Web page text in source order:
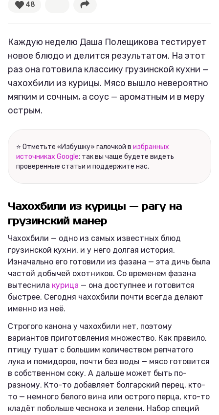
48
Каждую неделю Даша Полещикова тестирует
новое блюдо и делится результатом. На этот
раз она готовила классику грузинской кухни —
чахохбили из курицы. Мясо вышло невероятно
мягким и сочным, а соус — ароматным и в меру
острым.
⭐ Отметьте «Избушку» галочкой в избранных
источниках Google: так вы чаще будете видеть
проверенные статьи и поддержите нас.
Чахохбили из курицы — рагу на
грузинский манер
Чахохбили — одно из самых известных блюд
грузинской кухни, и у него долгая история.
Изначально его готовили из фазана — эта дичь была
частой добычей охотников. Со временем фазана
вытеснила курица — она доступнее и готовится
быстрее. Сегодня чахохбили почти всегда делают
именно из неё.
Строгого канона у чахохбили нет, поэтому
вариантов приготовления множество. Как правило,
птицу тушат с большим количеством репчатого
лука и помидоров, почти без воды — мясо готовится
в собственном соку. А дальше может быть по-
разному. Кто-то добавляет болгарский перец, кто-
то — немного белого вина или острого перца, кто-то
кладёт побольше чеснока и зелени. Набор специй